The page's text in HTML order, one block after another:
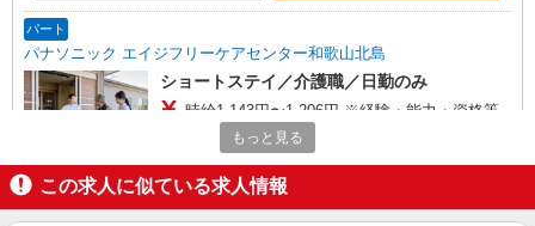
パート
パナソニック エイジフリーケアセンター和歌山北島
ショートステイ／介護職／日勤のみ
時給1,143円〜1,206円 ※経験・能力・資格等
による ※一律処遇改善加算含む 〇時間外勤務手当
〇土日祝勤務手当 〇夜勤手当 〇深夜勤務手当 〇
無事故無違反表彰金 〇年末年始勤務手当 〇早朝
7:00〜8:00/夜間18:00〜20:00は時給25％UP
パナソニック エイジフリーケアセンター和歌
山北島 和歌山県和歌山市北島325-25
もっと見る
この求人に似ている求人情報